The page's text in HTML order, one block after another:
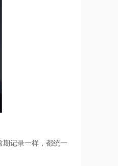
记录一样，都统一